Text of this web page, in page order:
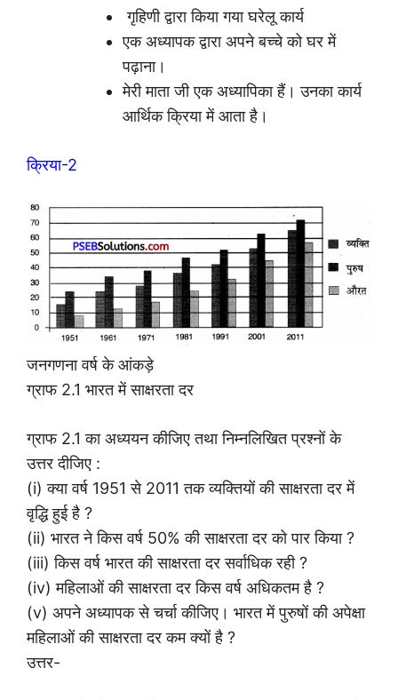
गृहिणी द्वारा किया गया घरेलू कार्य
एक अध्यापक द्वारा अपने बच्चे को घर में
पढ़ाना।
मेरी माता जी एक अध्यापिका हैं। उनका कार्य
आर्थिक क्रिया में आता है।
क्रिया-2
जनगणना वर्ष के आंकड़े
ग्राफ 2.1 भारत में साक्षरता दर
ग्राफ 2.1 का अध्ययन कीजिए तथा निम्नलिखित प्रश्नों के
उत्तर दीजिए :
(i) क्या वर्ष 1951 से 2011 तक व्यक्तियों की साक्षरता दर में
वृद्धि हुई है ?
(ii) भारत ने किस वर्ष 50% की साक्षरता दर को पार किया ?
(iii) किस वर्ष भारत की साक्षरता दर सर्वाधिक रही ?
(iv) महिलाओं की साक्षरता दर किस वर्ष अधिकतम है ?
(v) अपने अध्यापक से चर्चा कीजिए। भारत में पुरुषों की अपेक्षा
महिलाओं की साक्षरता दर कम क्यों है ?
उत्तर-